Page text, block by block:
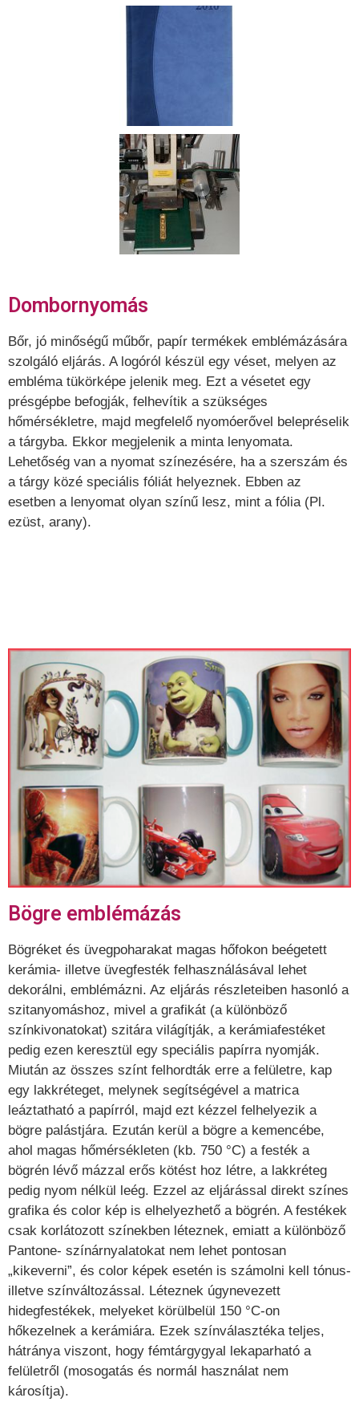
Dombornyomás
Bőr, jó minőségű műbőr, papír termékek emblémázására
szolgáló eljárás. A logóról készül egy véset, melyen az
embléma tükörképe jelenik meg. Ezt a vésetet egy
présgépbe befogják, felhevítik a szükséges
hőmérsékletre, majd megfelelő nyomóerővel belepréselik
a tárgyba. Ekkor megjelenik a minta lenyomata.
Lehetőség van a nyomat színezésére, ha a szerszám és
a tárgy közé speciális fóliát helyeznek. Ebben az
esetben a lenyomat olyan színű lesz, mint a fólia (Pl.
ezüst, arany).
Bögre emblémázás
Bögréket és üvegpoharakat magas hőfokon beégetett
kerámia- illetve üvegfesték felhasználásával lehet
dekorálni, emblémázni. Az eljárás részleteiben hasonló a
szitanyomáshoz, mivel a grafikát (a különböző
színkivonatokat) szitára világítják, a kerámiafestéket
pedig ezen keresztül egy speciális papírra nyomják.
Miután az összes színt felhordták erre a felületre, kap
egy lakkréteget, melynek segítségével a matrica
leáztatható a papírról, majd ezt kézzel felhelyezik a
bögre palástjára. Ezután kerül a bögre a kemencébe,
ahol magas hőmérsékleten (kb. 750 °C) a festék a
bögrén lévő mázzal erős kötést hoz létre, a lakkréteg
pedig nyom nélkül leég. Ezzel az eljárással direkt színes
grafika és color kép is elhelyezhető a bögrén. A festékek
csak korlátozott színekben léteznek, emiatt a különböző
Pantone- színárnyalatokat nem lehet pontosan
„kikeverni”, és color képek esetén is számolni kell tónus-
illetve színváltozással. Léteznek úgynevezett
hidegfestékek, melyeket körülbelül 150 °C-on
hőkezelnek a kerámiára. Ezek színválasztéka teljes,
hátránya viszont, hogy fémtárgygyal lekaparható a
felületről (mosogatás és normál használat nem
károsítja).